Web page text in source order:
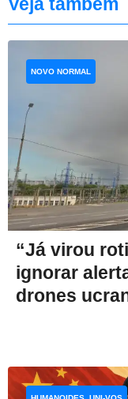
“Já virou
ignorar
drones
NOVO NORMAL